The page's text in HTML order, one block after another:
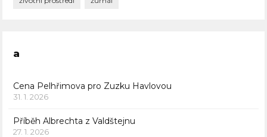
a
Cena Pelhřimova pro Zuzku Havlovou
31. 1. 2026
Příběh Albrechta z Valdštejnu
27. 1. 2026